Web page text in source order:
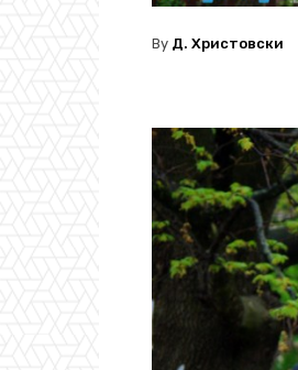
By Д. Христовски